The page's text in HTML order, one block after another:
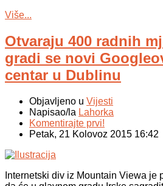
Više...
Otvaraju 400 radnih
gradi se novi
centar u Dublinu
Objavljeno u Vijesti
Napisao/la Lahorka
Komentirajte prvi!
Petak, 21 Kolovoz 2015 16:42
Internetski div iz Mountain Viewa je